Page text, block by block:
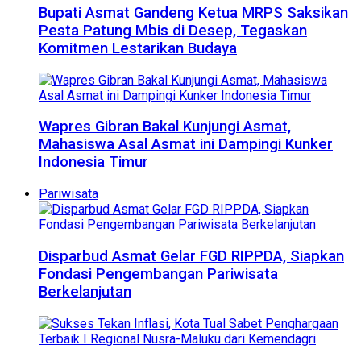
Bupati Asmat Gandeng Ketua MRPS Saksikan
Pesta Patung Mbis di Desep, Tegaskan
Komitmen Lestarikan Budaya
Wapres Gibran Bakal Kunjungi Asmat,
Mahasiswa Asal Asmat ini Dampingi Kunker
Indonesia Timur
Pariwisata
Disparbud Asmat Gelar FGD RIPPDA, Siapkan
Fondasi Pengembangan Pariwisata
Berkelanjutan